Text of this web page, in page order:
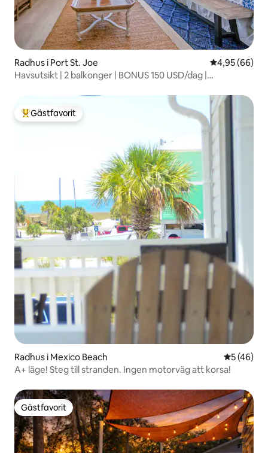
Radhus i Port St. Joe 4,95 av 5 i
4,95 (66)
Havsutsikt | 2 balkonger | BONUS 150 USD/dag |
Populär gästfavorit
Gästfavorit
Radhus i Mexico Beach 5 av 5 i
5 (46)
A+ läge! Steg till stranden. Ingen motorväg att korsa!
Gästfavorit
Gästfavorit